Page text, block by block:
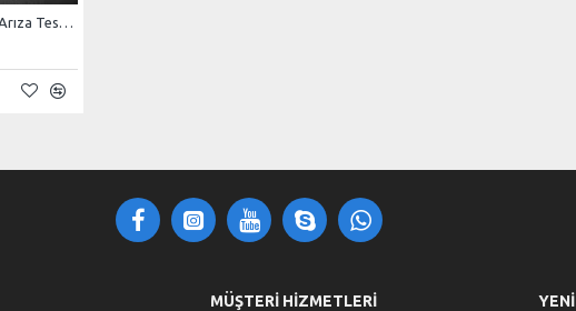
Renault Clip 234 Versiyon Arıza Tespit Yazılımı | Türkçe
MÜŞTERI HIZMETLERI